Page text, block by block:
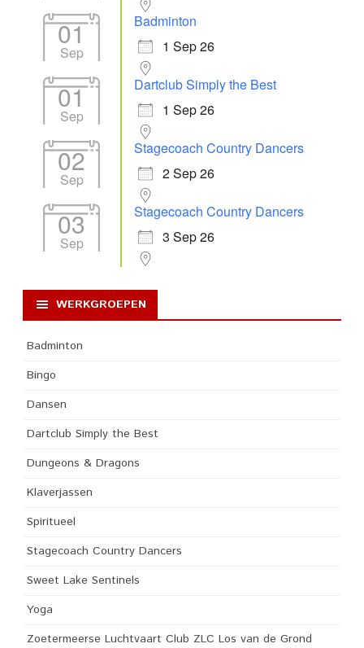
01
Sep
Badminton
1 Sep 26
01
Sep
Dartclub Simply the Best
1 Sep 26
02
Sep
Stagecoach Country Dancers
2 Sep 26
03
Sep
Stagecoach Country Dancers
3 Sep 26
WERKGROEPEN
Badminton
Bingo
Dansen
Dartclub Simply the Best
Dungeons & Dragons
Klaverjassen
Spiritueel
Stagecoach Country Dancers
Sweet Lake Sentinels
Yoga
Zoetermeerse Luchtvaart Club ZLC Los van de Grond